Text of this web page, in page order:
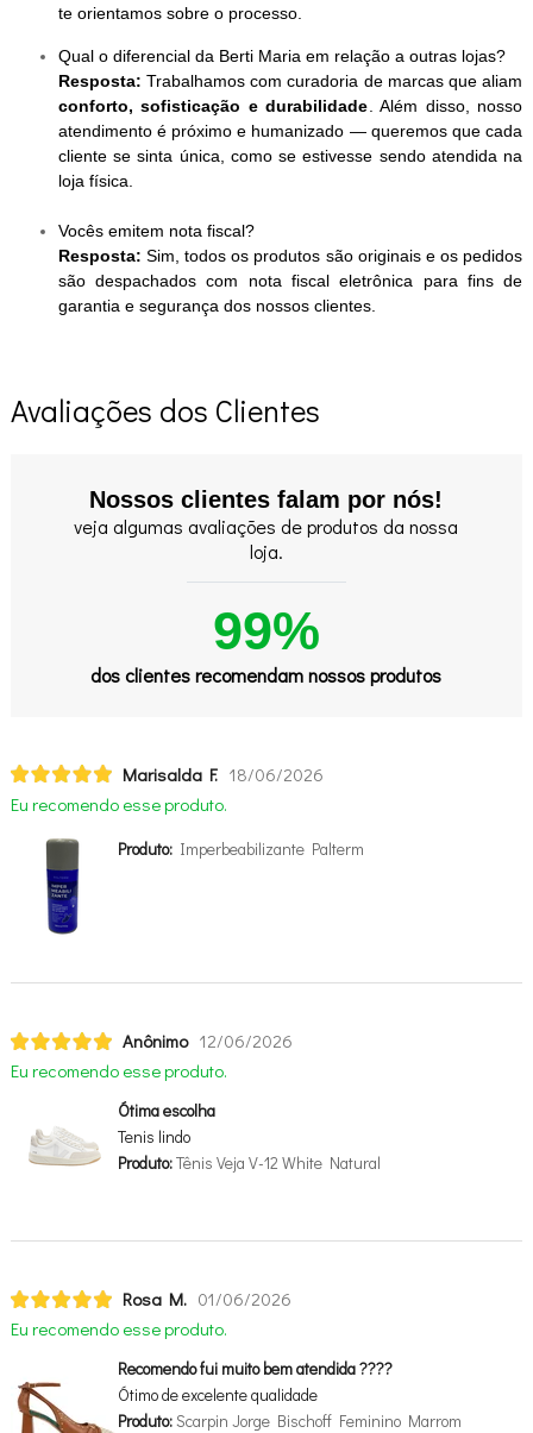
te orientamos sobre o processo.
Qual o diferencial da Berti Maria em relação a outras lojas?
Resposta: Trabalhamos com curadoria de marcas que aliam
conforto, sofisticação e durabilidade. Além disso, nosso
atendimento é próximo e humanizado — queremos que cada
cliente se sinta única, como se estivesse sendo atendida na
loja física.
Vocês emitem nota fiscal?
Resposta:Sim, todos os produtos são originais e os pedidos
são despachados com nota fiscal eletrônica para fins de
garantia e segurança dos nossos clientes.
Avaliações dos Clientes
Nossos clientes falam por nós!
veja algumas avaliações de produtos da nossa
loja.
99%
dos clientes recomendam nossos produtos
Marisalda F. 18/06/2026
Eu recomendo esse produto.
Produto:Imperbeabilizante Palterm
Anônimo 12/06/2026
Eu recomendo esse produto.
Ótima escolha
Tenis lindo
Produto:Tênis Veja V-12 White Natural
Rosa M. 01/06/2026
Eu recomendo esse produto.
Recomendo fui muito bem atendida ????
Ótimo de excelente qualidade
Produto:Scarpin Jorge Bischoff Feminino Marrom